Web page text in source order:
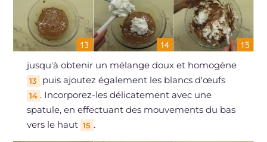
jusqu'à obtenir un mélange doux et homogène
13 puis ajoutez également les blancs d'œufs
14 . Incorporez-les délicatement avec une
spatule, en effectuant des mouvements du bas
vers le haut 15 .